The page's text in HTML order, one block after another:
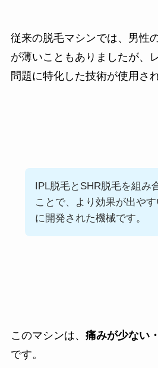
従来の脱毛マシンでは、男性
が薄いこともありましたが、
問題に特化した技術が使用さ
IPL脱毛とSHR脱毛を組み
ことで、より効果が出やす
に開発された機械です。
このマシンは、 痛みが少ない
です。